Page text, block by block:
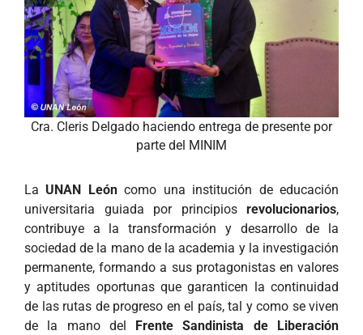
Cra. Cleris Delgado haciendo entrega de presente por
parte del MINIM
La UNAN Leóncomo una institución de educación
universitaria guiada por principios revolucionarios,
contribuye a la transformación y desarrollo de la
sociedad de la mano de la academia y la investigación
permanente, formando a sus protagonistas en valores
y aptitudes oportunas que garanticen la continuidad
de las rutas de progreso en el país, tal y como se viven
de la mano del
Frente Sandinista de Liberación